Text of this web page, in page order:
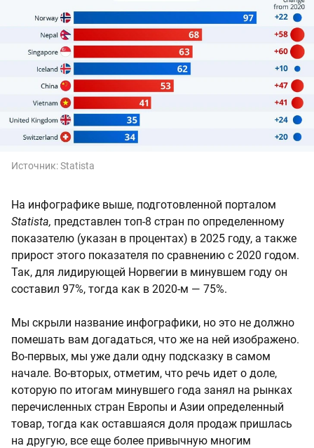
Источник:Statista
На инфографике выше, подготовленной порталом
Statista, представлен топ-8 стран по определенному
показателю (указан в процентах) в 2025 году, а также
прирост этого показателя по сравнению с 2020 годом.
Так, для лидирующей Норвегии в минувшем году он
составил 97%, тогда как в 2020-м — 75%.
Мы скрыли название инфографики, но это не должно
помешать вам догадаться, что же на ней изображено.
Во-первых, мы уже дали одну подсказку в самом
начале. Во-вторых, отметим, что речь идет о доле,
которую по итогам минувшего года занял на рынках
перечисленных стран Европы и Азии определенный
товар, тогда как оставшаяся доля продаж пришлась
на другую, все еще более привычную многим